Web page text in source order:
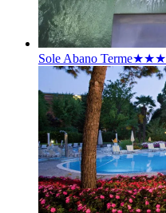
Sole Abano Terme★★★